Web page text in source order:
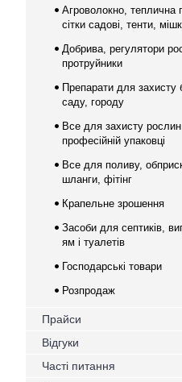
Агроволокно, теплична
сітки садові, тенти,
Добрива, регулятори
протруйники
Препарати для захисту
саду, городу
Все для захисту
професійній упаковці
Все для поливу,
шланги, фітінг
Крапельне зрошення
Засоби для септиків,
ям і туалетів
Господарські товари
Розпродаж
Прайси
Відгуки
Часті питання